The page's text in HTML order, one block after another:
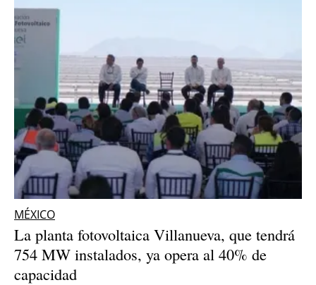
MÉXICO
La planta fotovoltaica Villanueva, que tendrá
754 MW instalados, ya opera al 40% de
capacidad